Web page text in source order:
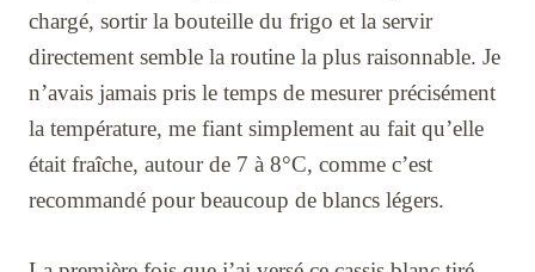
chargé, sortir la bouteille du frigo et la servir
directement semble la routine la plus raisonnable. Je
n’avais jamais pris le temps de mesurer précisément
la température, me fiant simplement au fait qu’elle
était fraîche, autour de 7 à 8°C, comme c’est
recommandé pour beaucoup de blancs légers.